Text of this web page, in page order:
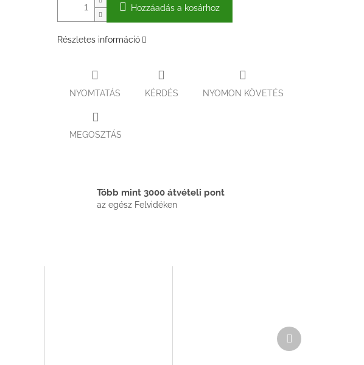
Hozzáadás a kosárhoz
Részletes információ
NYOMTATÁS KÉRDÉS NYOMON KÖVETÉS
MEGOSZTÁS
Több mint 3000 átvételi pont
az egész Felvidéken
Következő
termék